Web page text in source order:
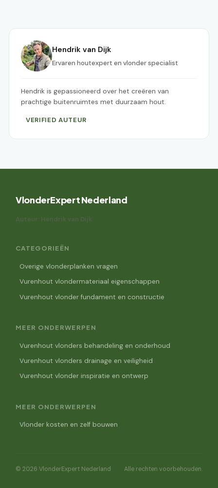
Hendrik van Dijk
Ervaren houtexpert en vlonder specialist
Hendrik is gepassioneerd over het creëren van
prachtige buitenruimtes met duurzaam hout.
VERIFIED AUTEUR
VlonderExpert Nederland
Auteur: Hendrik van Dijk
CATEGORIEËN
Overige vlonderplanken vragen
Vurenhout vlondermateriaal eigenschappen
Vurenhout vlonder fundament en constructie
MEER ONDERWERPEN
Vurenhout vlonders behandeling en onderhoud
Vurenhout vlonders drainage en veiligheid
Vurenhout vlonder inspiratie en ontwerp
MEER ONDERWERPEN
Vlonder kosten en zelf bouwen
© 2026 VlonderExpert Nederland Alle rechten voorbehouden.